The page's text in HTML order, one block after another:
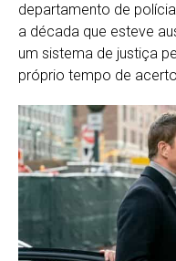
departamento de
a década que esteve
um sistema de justiça
próprio tempo de